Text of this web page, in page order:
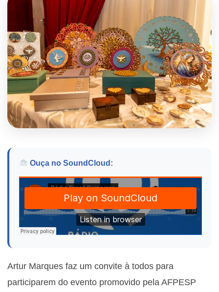
Ouça no SoundCloud:
Artur Marques faz um convite à todos para
participarem do evento promovido pela AFPESP